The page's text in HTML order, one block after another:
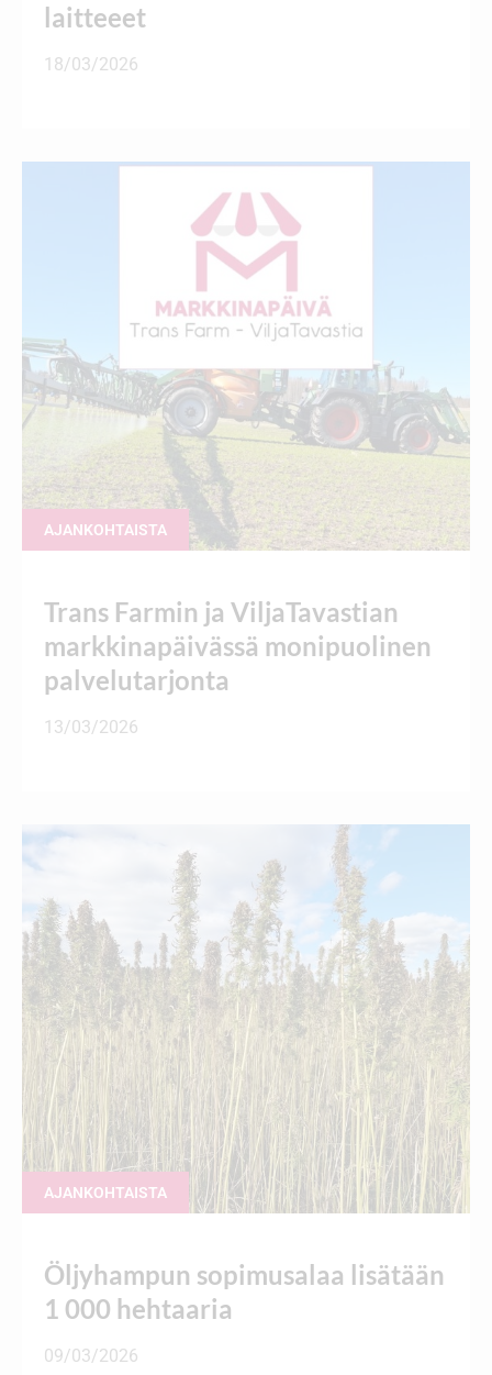
laitteeet
18/03/2026
AJANKOHTAISTA
Trans Farmin ja ViljaTavastian
markkinapäivässä monipuolinen
palvelutarjonta
13/03/2026
AJANKOHTAISTA
Öljyhampun sopimusalaa lisätään
1 000 hehtaaria
09/03/2026